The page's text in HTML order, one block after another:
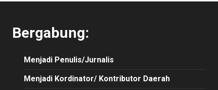
Bergabung:
Menjadi Penulis/Jurnalis
Menjadi Kordinator/ Kontributor Daerah